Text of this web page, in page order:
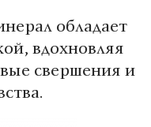
обладает
вдохновляя
свершения и